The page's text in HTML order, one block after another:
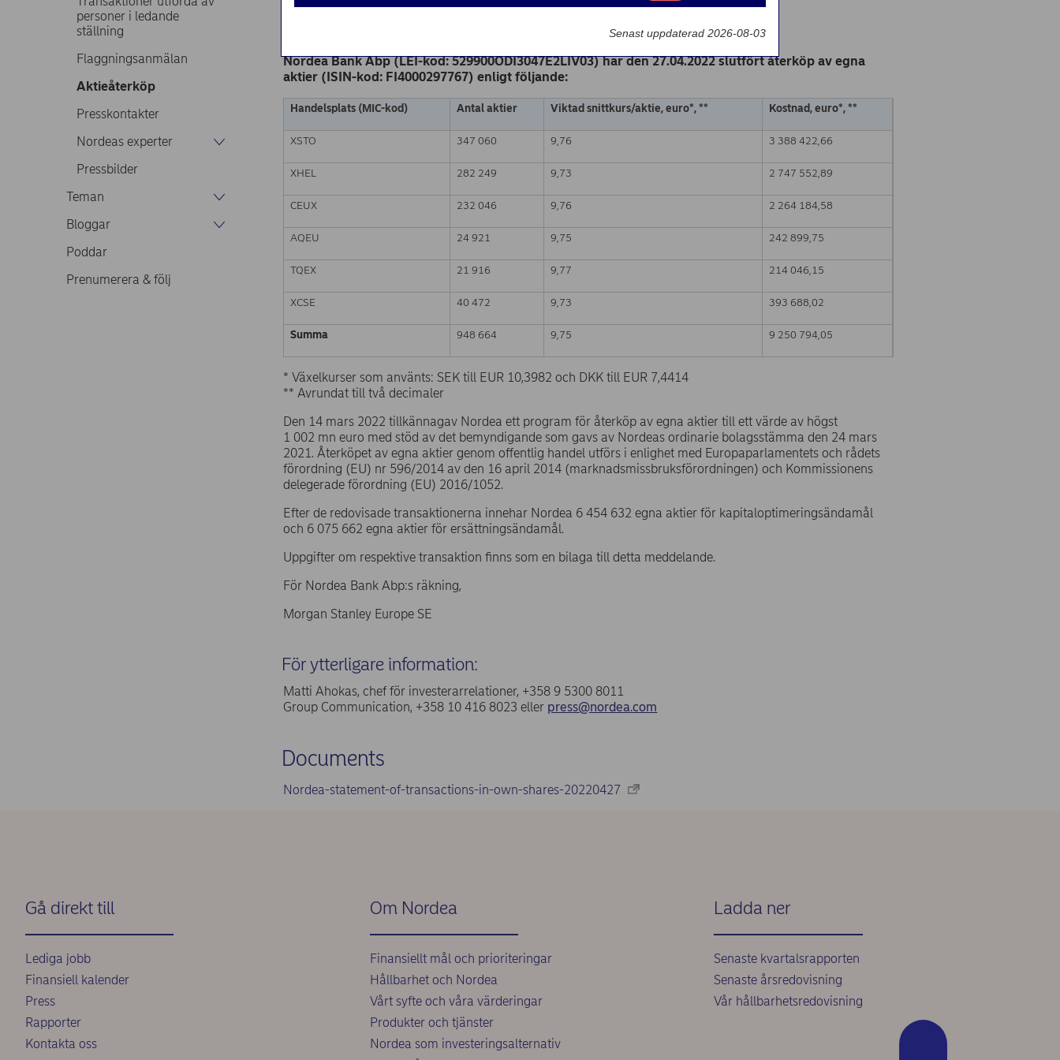
personer i ledande
ställning
Flaggningsanmälan
Aktieåterköp
Presskontakter
Nordeas experter
Pressbilder
Teman
Bloggar
Poddar
Prenumerera & följ
Nordea Bank Abp (LEI-kod: 529900ODI3047E2LIV03) har den 27.04.2022 slutfört återköp av egna
aktier (ISIN-kod: FI4000297767) enligt följande:
Handelsplats (MIC-kod) Antal aktier Viktad snittkurs/aktie, euro*,** Kostnad, euro*,**
XSTO 347 060 9,76 3 388 422,66
XHEL 282 249 9,73 2 747 552,89
CEUX 232 046 9,76 2 264 184,58
AQEU 24 921 9,75 242 899,75
TQEX 21 916 9,77 214 046,15
XCSE 40 472 9,73 393 688,02
Summa 948 664 9,75 9 250 794,05
* Växelkurser som använts: SEK till EUR 10,3982 och DKK till EUR 7,4414
** Avrundat till två decimaler
Den 14 mars 2022 tillkännagav Nordea ett program för återköp av egna aktier till ett värde av högst
1 002 mn euro med stöd av det bemyndigande som gavs av Nordeas ordinarie bolagsstämma den 24 mars
2021. Återköpet av egna aktier genom offentlig handel utförs i enlighet med Europaparlamentets och rådets
förordning (EU) nr 596/2014 av den 16 april 2014 (marknadsmissbruksförordningen) och Kommissionens
delegerade förordning (EU) 2016/1052.
Efter de redovisade transaktionerna innehar Nordea 6 454 632 egna aktier för kapitaloptimeringsändamål
och 6 075 662 egna aktier för ersättningsändamål.
Uppgifter om respektive transaktion finns som en bilaga till detta meddelande.
För Nordea Bank Abp:s räkning,
Morgan Stanley Europe SE
För ytterligare information:
Matti Ahokas, chef för investerarrelationer, +358 9 5300 8011
Group Communication, +358 10 416 8023 eller press@nordea.com
Documents
Nordea-statement-of-transactions-in-own-shares-20220427
Gå direkt till
Lediga jobb
Finansiell kalender
Press
Rapporter
Kontakta oss
Om Nordea
Finansiellt mål och prioriteringar
Hållbarhet och Nordea
Vårt syfte och våra värderingar
Produkter och tjänster
Nordea som investeringsalternativ
Ladda ner
Senaste kvartalsrapporten
Senaste årsredovisning
Vår hållbarhetsredovisning
Marknadsföring
Senast uppdaterad 2026-08-03